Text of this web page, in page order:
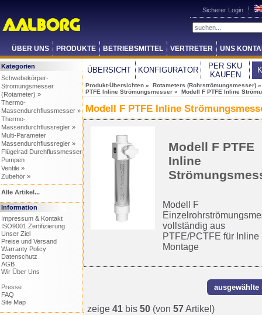
Sicherer Login
ÜBER UNS PRODUKTE BETRIEBSMITTEL VERTRETER UNS
Kategorien
Schwebekörper-
Strömungsmesser
(Rotameter) »
Thermo-
Massendurchflussmesser »
Thermo-
Massendurchflussregler »
Multi-Parameter
Massendurchflussregler »
Flügelrad Durchflussmesser
Pumpen
Ventile »
Zubehör »
Alle Artikel...
Information
Impressum & Kontakt
ISO9001 Zertifizierung
Unser Ziel
Preise und Versand
Warranty Policy
Datenschutz
AGB
Wir Über Uns
Presse
FAQ
Site Map
ÜBERSICHT KONFIGURATOR
PER SKU
KAUFEN
Produkt-Übersichten » Rotameters (Rohrströmungsmesser)
PTFE Inline Strömungsmesser » Modell F PTFE Inline
Modell F PTFE Inline
Modell F PTFE
Inline
Modell F
vollständig aus
PTFE/PCTFE für Inline
Montage
zeige 41 bis 50 (von 57Artikel)